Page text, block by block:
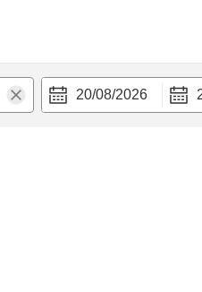
20/08/2026